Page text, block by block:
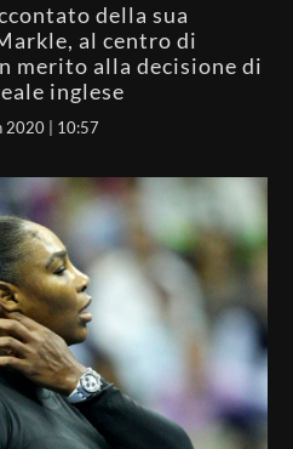
della sua
al centro di
merito alla decisione di
inglese
2020 | 10:57